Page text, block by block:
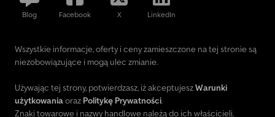
Blog Facebook X LinkedIn
Wszystkie informacje, oferty i ceny zamieszczone na tej stronie są
niezobowiązujące i mogą ulec zmianie.
Używając tej strony, potwierdzasz, iż akceptujeszWarunki
użytkowaniaoraz Politykę Prywatności.
Znaki towarowe i nazwy handlowe należą do ich właścicieli.